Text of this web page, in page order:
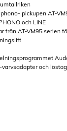
pickupen AT-
och LINE
AT-VM95 serien
och